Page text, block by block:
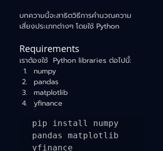
บทความนี้จะสาธิตวิธีการคำนวณความ
เสี่ยงประเภทต่างๆ โดยใช้ Python
Requirements
เราต้องใช้  Python libraries ต่อไปนี้:
numpy
pandas
matplotlib
yfinance
pip install numpy
pandas matplotlib